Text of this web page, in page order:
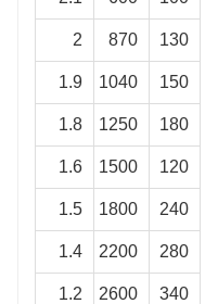
130
870
2
150
1040
1.9
180
1250
1.8
120
1500
1.6
240
1800
1.5
280
2200
1.4
340
2600
1.2